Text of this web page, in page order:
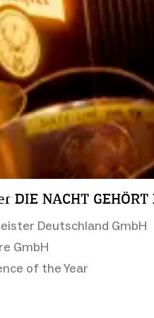
DIE NACHT GEHÖRT
Deutschland GmbH
GmbH
of the Year